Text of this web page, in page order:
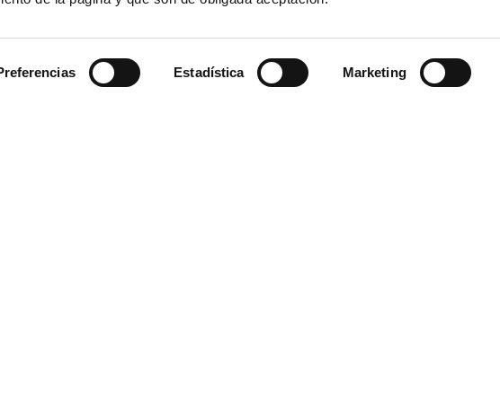
Estadística Marketing
900 859 573*
Asociación de Jubilados de la APV